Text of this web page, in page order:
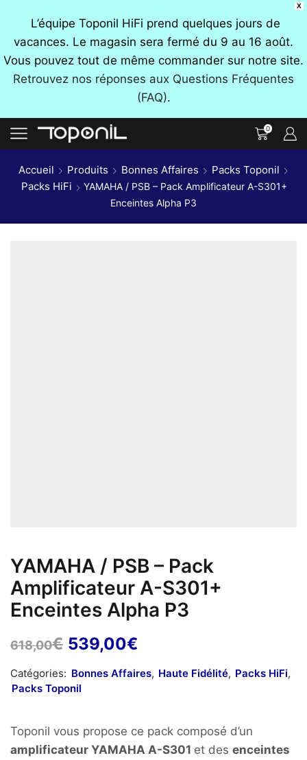
X
L’équipe Toponil HiFi prend quelques jours de
vacances. Le magasin sera fermé du 9 au 16 août.
Vous pouvez tout de même commander sur notre site.
Retrouvez nos réponses aux Questions Fréquentes
(FAQ).
0
Accueil Produits Bonnes Affaires
Packs Toponil
Packs HiFi
YAMAHA / PSB – Pack Amplificateur A-S301+
Enceintes Alpha P3
YAMAHA / PSB – Pack
Amplificateur A-S301+
Enceintes Alpha P3
618,00€ Le
initial
539,00€
actuel
Catégories: Bonnes Affaires, Haute Fidélité, Packs HiFi,
Packs Toponil
Toponil vous propose ce pack composé d’un
amplificateur YAMAHA A-S301 et des enceintes